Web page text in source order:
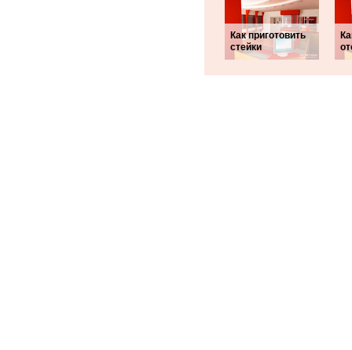
Как приготовить
стейки